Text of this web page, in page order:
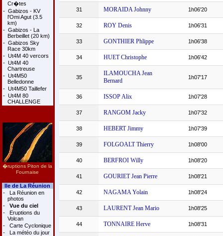
Cr�tes
- Gabizos - KV
l'Omi Agut (3.5
km)
- Gabizos - La
Berbeillet (20 km)
- Gabizos Sky
Race 30km
- Ut4M 40 vercors
- Ut4M 40
Chartreuse
- Ut4M50
Belledonne
- Ut4M50 Taillefer
- Ut4M 80
CHALLENGE
�ruptions Piton de la
Fournaise
Ile de La Réunion
-
La Réunion en
photos
-
Vue du ciel
-
Eruptions du
Volcan
-
Carte Cyclonique
-
La météo du jour
31 MORAIDA Johnny 1h06'20
32 ROY Denis 1h06'31
33 GONTHIER Phlippe 1h06'38
34 HUET Christophe 1h06'42
35
ILAMOUCHA Jean
Bernard
1h07'17
36 ISSOP Alix 1h07'28
37 RANGOM Jacky 1h07'32
38 HEBERT Jimmy 1h07'39
39 FOLGOALT Thierry 1h08'00
40 BERFROI Willy 1h08'20
41 GOURIET Jean Pierre 1h08'21
42 NAGAMA Yolain 1h08'24
43 LAURENT Jean Mario 1h08'25
44 TONNAIRE Herve 1h08'31